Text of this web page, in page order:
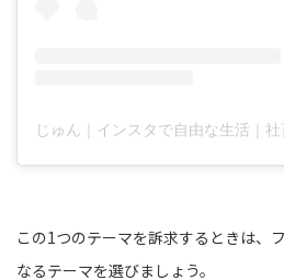
この1つのテーマを訴求するときは、
なるテーマを選びましょう。